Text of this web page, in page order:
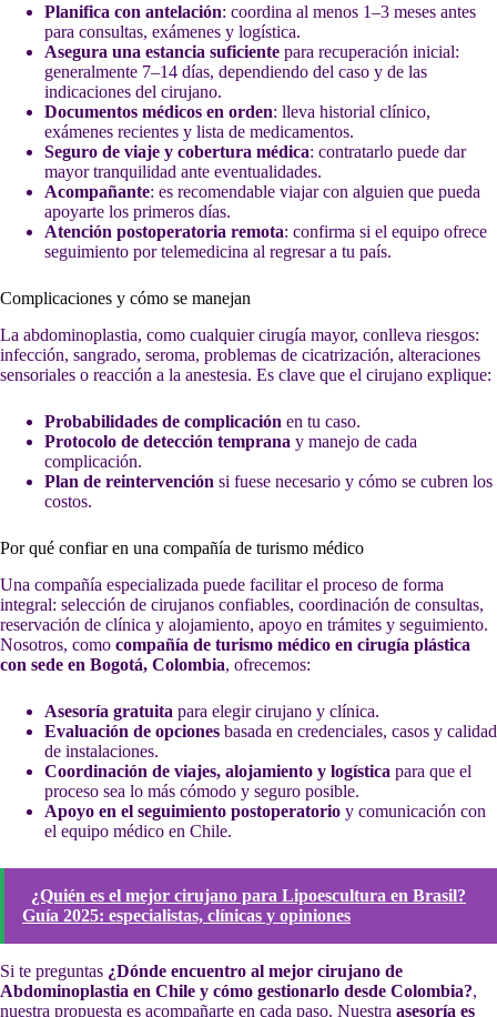
Planifica con antelación: coordina al menos 1–3 meses antes
para consultas, exámenes y logística.
Asegura una estancia suficiente para recuperación inicial:
generalmente 7–14 días, dependiendo del caso y de las
indicaciones del cirujano.
Documentos médicos en orden: lleva historial clínico,
exámenes recientes y lista de medicamentos.
Seguro de viaje y cobertura médica: contratarlo puede dar
mayor tranquilidad ante eventualidades.
Acompañante: es recomendable viajar con alguien que pueda
apoyarte los primeros días.
Atención postoperatoria remota: confirma si el equipo ofrece
seguimiento por telemedicina al regresar a tu país.
Complicaciones y cómo se manejan
La abdominoplastia, como cualquier cirugía mayor, conlleva riesgos:
infección, sangrado, seroma, problemas de cicatrización, alteraciones
sensoriales o reacción a la anestesia. Es clave que el cirujano explique:
Probabilidades de complicación en tu caso.
Protocolo de detección temprana y manejo de cada
complicación.
Plan de reintervención si fuese necesario y cómo se cubren los
costos.
Por qué confiar en una compañía de turismo médico
Una compañía especializada puede facilitar el proceso de forma
integral: selección de cirujanos confiables, coordinación de consultas,
reservación de clínica y alojamiento, apoyo en trámites y seguimiento.
Nosotros, como compañía de turismo médico en cirugía plástica
con sede en Bogotá, Colombia, ofrecemos:
Asesoría gratuita para elegir cirujano y clínica.
Evaluación de opciones basada en credenciales, casos y calidad
de instalaciones.
Coordinación de viajes, alojamiento y logística para que el
proceso sea lo más cómodo y seguro posible.
Apoyo en el seguimiento postoperatorio y comunicación con
el equipo médico en Chile.
¿Quién es el mejor cirujano para Lipoescultura en Brasil?
Guía 2025: especialistas, clínicas y opiniones
Si te preguntas ¿Dónde encuentro al mejor cirujano de
Abdominoplastia en Chile y cómo gestionarlo desde Colombia?,
nuestra propuesta es acompañarte en cada paso. Nuestra asesoría es